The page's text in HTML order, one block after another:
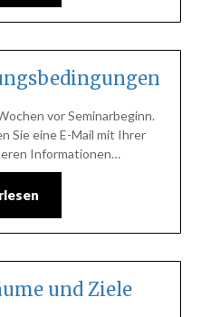
vor Seminarbeginn.
Sie eine E-Mail mit Ihrer
Informationen…
und Ziele